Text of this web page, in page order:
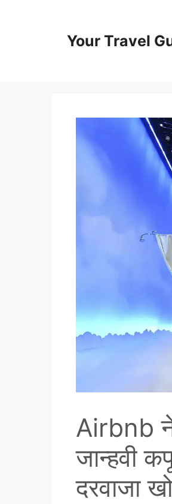
Your Travel
Airbnb
जान्हवी
दरवाजा